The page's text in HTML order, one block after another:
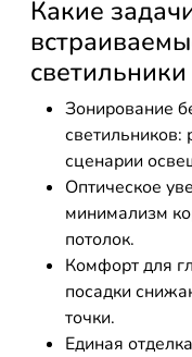
Какие
светильники
Зонирование
светильников:
сценарии
Оптическое
минимализм
потолок.
Комфорт для
посадки
точки.
Единая